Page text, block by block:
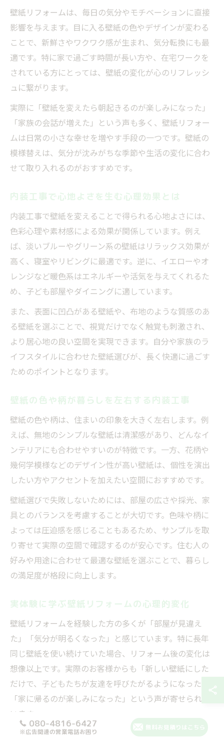
壁紙リフォームは、毎日の気分やモチベーションに直接
影響を与えます。目に入る壁紙の色やデザインが変わる
ことで、新鮮さやワクワク感が生まれ、気分転換にも最
適です。特に家で過ごす時間が長い方や、在宅ワークを
されている方にとっては、壁紙の変化が心のリフレッシ
ュに繋がります。
実際に「壁紙を変えたら朝起きるのが楽しみになった」
「家族の会話が増えた」という声も多く、壁紙リフォー
ムは日常の小さな幸せを増やす手段の一つです。壁紙の
模様替えは、気分が沈みがちな季節や生活の変化に合わ
せて取り入れるのがおすすめです。
内装工事で心地よさを生む心理効果とは
内装工事で壁紙を変えることで得られる心地よさには、
色彩心理や素材感による効果が関係しています。例え
ば、淡いブルーやグリーン系の壁紙はリラックス効果が
高く、寝室やリビングに最適です。逆に、イエローやオ
レンジなど暖色系はエネルギーや活気を与えてくれるた
め、子ども部屋やダイニングに適しています。
また、表面に凹凸がある壁紙や、布地のような質感のあ
る壁紙を選ぶことで、視覚だけでなく触覚も刺激され、
より居心地の良い空間を実現できます。自分や家族のラ
イフスタイルに合わせた壁紙選びが、長く快適に過ごす
ためのポイントとなります。
壁紙の色や柄が暮らしを左右する内装工事
壁紙の色や柄は、住まいの印象を大きく左右します。例
えば、無地のシンプルな壁紙は清潔感があり、どんなイ
ンテリアにも合わせやすいのが特徴です。一方、花柄や
幾何学模様などのデザイン性が高い壁紙は、個性を演出
したい方やアクセントを加えたい空間におすすめです。
壁紙選びで失敗しないためには、部屋の広さや採光、家
具とのバランスを考慮することが大切です。色味や柄に
よっては圧迫感を感じることもあるため、サンプルを取
り寄せて実際の空間で確認するのが安心です。住む人の
好みや用途に合わせて最適な壁紙を選ぶことで、暮らし
の満足度が格段に向上します。
実体験に学ぶ壁紙リフォームの心理的変化
壁紙リフォームを経験した方の多くが「部屋が見違え
た」「気分が明るくなった」と感じています。特に長年
同じ壁紙を使い続けていた場合、リフォーム後の変化は
想像以上です。実際のお客様からも「新しい壁紙にした
だけで、子どもたちが友達を呼びたがるようになった」
「家に帰るのが楽しみになった」という声が寄せられて
います。
このように壁紙リフォームは、単なる見た目の変化だけ
080-4816-6427
※広告関連の営業電話お困り
無料お見積りはこちら